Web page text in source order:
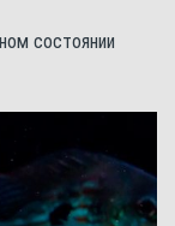
состоянии